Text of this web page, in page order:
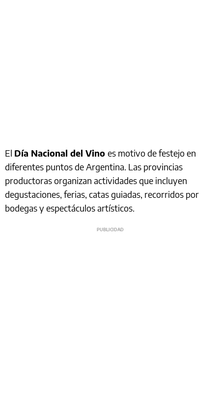
El Día Nacional del Vino es motivo de festejo en
diferentes puntos de Argentina. Las provincias
productoras organizan actividades que incluyen
degustaciones, ferias, catas guiadas, recorridos por
bodegas y espectáculos artísticos.